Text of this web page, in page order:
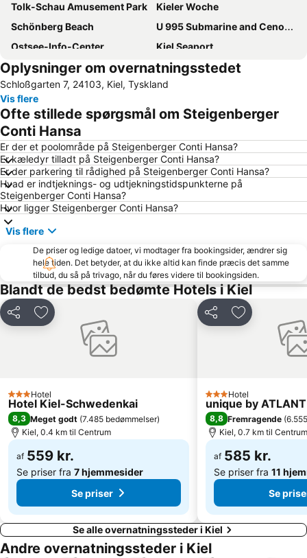
Tolk-Schau Amusement Park
Kieler Woche
Schönberg Beach
U 995 Submarine and Cenotaph
Ostsee-Info-Center
Kiel Seaport
Sophienhof
Plöner Schloss
Försterhaus
Lüneburg-Haus
Sluice System in Kiel-Holtenau
Lagune
Golf-Club Aukrug
Holstein-Stadion
La Perla
Dorfschänke
Wikingermuseum Haithabu
Seeblick
Dänische Straße
Golf Club Altenhof
Kellersee
Golfanlage an der Schlei
Karl-May-Festival
Yachthafen Wackerballig
L'Etoile
Abenteuer Dschungelland
Irish Folk Open Air
Albatros Skydiving Center
Gut Hasselburg
Oplysninger om overnatningsstedet
Schloßgarten 7, 24103, Kiel, Tyskland
Vis flere
Ofte stillede spørgsmål om Steigenberger
Conti Hansa
Er der et poolområde på Steigenberger Conti Hansa?
Er kæledyr tilladt på Steigenberger Conti Hansa?
Er der parkering til rådighed på Steigenberger Conti Hansa?
Hvad er indtjeknings- og udtjekningstidspunkterne på
Steigenberger Conti Hansa?
Hvor ligger Steigenberger Conti Hansa?
Vis flere
De priser og ledige datoer, vi modtager fra bookingsider, ændrer sig
hele tiden. Det betyder, at du ikke altid kan finde præcis det samme
tilbud, du så på trivago, når du føres videre til bookingsiden.
Blandt de bedst bedømte Hotels i Kiel
Del Føj til favoritter
3 Stjerner
Hotel
Hotel Kiel-Schwedenkai
8,3 Meget godt (7.485 bedømmelser)
Kiel, 0.4 km til Centrum
af 559 kr.
Se priser fra 7 hjemmesider
Se priser
Del Føj til
3 Stjerner
Hotel
unique by
8,8 Fremragende (
Kiel, 0.7 km til Centrum
af 585 kr.
Se priser fra 11
Se
Se alle overnatningssteder i Kiel
Andre overnatningssteder i Kiel